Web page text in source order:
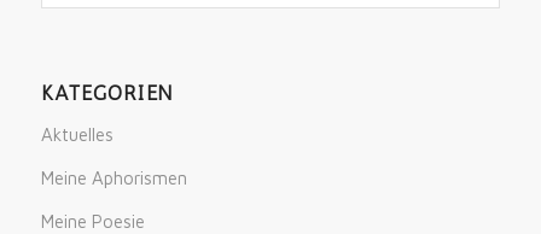
KATEGORIEN
Aktuelles
Meine Aphorismen
Meine Poesie